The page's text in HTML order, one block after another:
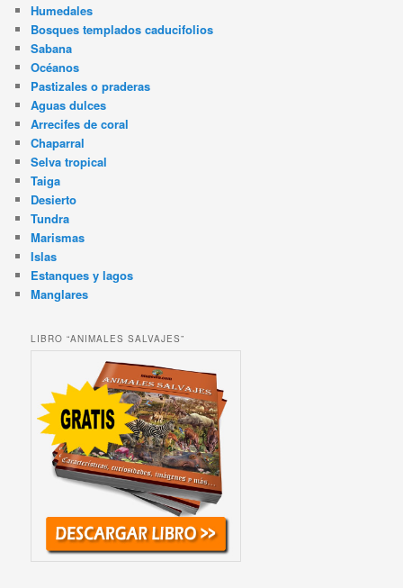
Humedales
Bosques templados caducifolios
Sabana
Océanos
Pastizales o praderas
Aguas dulces
Arrecifes de coral
Chaparral
Selva tropical
Taiga
Desierto
Tundra
Marismas
Islas
Estanques y lagos
Manglares
LIBRO “ANIMALES SALVAJES”